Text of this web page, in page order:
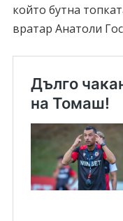
който бутна
вратар Анатоли